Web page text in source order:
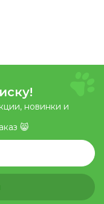
новинки и
😸